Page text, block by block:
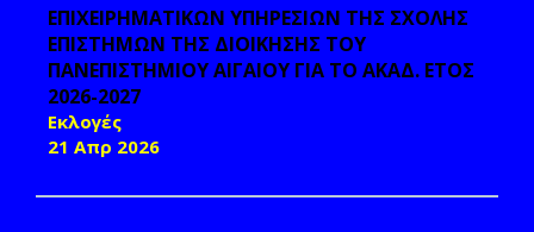
ΕΠΙΧΕΙΡΗΜΑΤΙΚΩΝ ΥΠΗΡΕΣΙΩΝ ΤΗΣ ΣΧΟΛΗΣ
ΕΠΙΣΤΗΜΩΝ ΤΗΣ ΔΙΟΙΚΗΣΗΣ ΤΟΥ
ΠΑΝΕΠΙΣΤΗΜΙΟΥ ΑΙΓΑΙΟΥ ΓΙΑ ΤΟ ΑΚΑΔ. ΕΤΟΣ
2026-2027
Εκλογές
21 Απρ 2026